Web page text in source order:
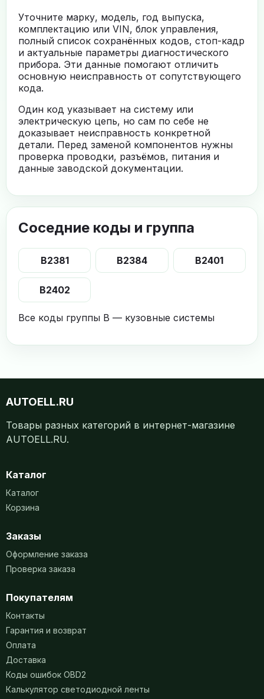
Уточните марку, модель, год выпуска,
комплектацию или VIN, блок управления,
полный список сохранённых кодов, стоп-кадр
и актуальные параметры диагностического
прибора. Эти данные помогают отличить
основную неисправность от сопутствующего
кода.
Один код указывает на систему или
электрическую цепь, но сам по себе не
доказывает неисправность конкретной
детали. Перед заменой компонентов нужны
проверка проводки, разъёмов, питания и
данные заводской документации.
Соседние коды и группа
B2381 B2384 B2401
B2402
Все коды группы B — кузовные системы
AUTOELL.RU
Товары разных категорий в интернет-магазине
AUTOELL.RU.
Каталог
Каталог
Корзина
Заказы
Оформление заказа
Проверка заказа
Покупателям
Контакты
Гарантия и возврат
Оплата
Доставка
Коды ошибок OBD2
Калькулятор светодиодной ленты